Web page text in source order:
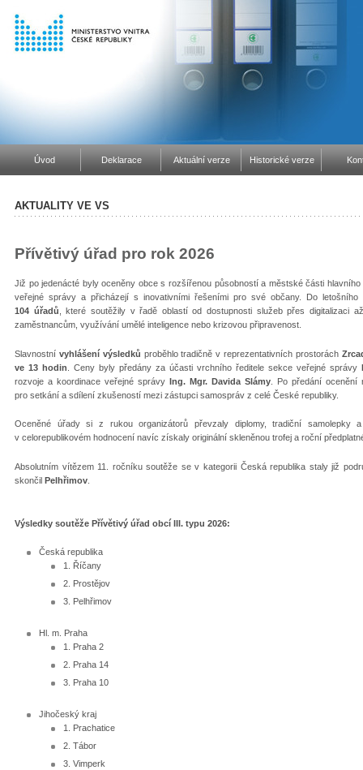
Úvod Deklarace Aktuální verze Historické verze
AKTUALITY VE VS
Přívětivý úřad pro rok 2026
Již po jedenácté byly oceněny obce s rozšířenou působností a městské části
veřejné správy a přicházejí s inovativními řešeními pro své občany. Do
104 úřadů , které soutěžily v řadě oblastí od dostupnosti služeb přes digitalizaci
zaměstnancům, využívání umělé inteligence nebo krizovou připravenost.
Slavnostní vyhlášení výsledků proběhlo tradičně v reprezentativních prostorách
ve 13 hodin . Ceny byly předány za účasti vrchního ředitele sekce veřejné správy
rozvoje a koordinace veřejné správy Ing. Mgr. Davida Slámy . Po předání
pro setkání a sdílení zkušeností mezi zástupci samospráv z celé České republiky.
Oceněné úřady si z rukou organizátorů převzaly diplomy, tradiční samolepky
v celorepublikovém hodnocení navíc získaly originální skleněnou trofej a roční
Absolutním vítězem 11. ročníku soutěže se v kategorii Česká republika staly již
skončil Pelhřimov
Výsledky soutěže Přívětivý úřad obcí III. typu 2026:
Česká republika
1. Říčany
2. Prostějov
3. Pelhřimov
Hl. m. Praha
1. Praha 2
2. Praha 14
3. Praha 10
Jihočeský kraj
1. Prachatice
2. Tábor
3. Vimperk